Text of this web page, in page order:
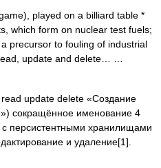
played on a billiard table *
which form on nuclear test fuels;
precursor to fouling of industrial
update and delete… …
update delete «Создание
сокращённое именование 4
персистентными хранилищами
и удаление[1].